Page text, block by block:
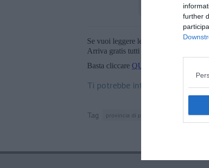
further
Se vuoi leggere le notizie principali
Arriva gratis tutti i giorni alle 20:00
Basta cliccare QUI
Ti potrebbe interessare anche:
Tag provincia di pisa modica